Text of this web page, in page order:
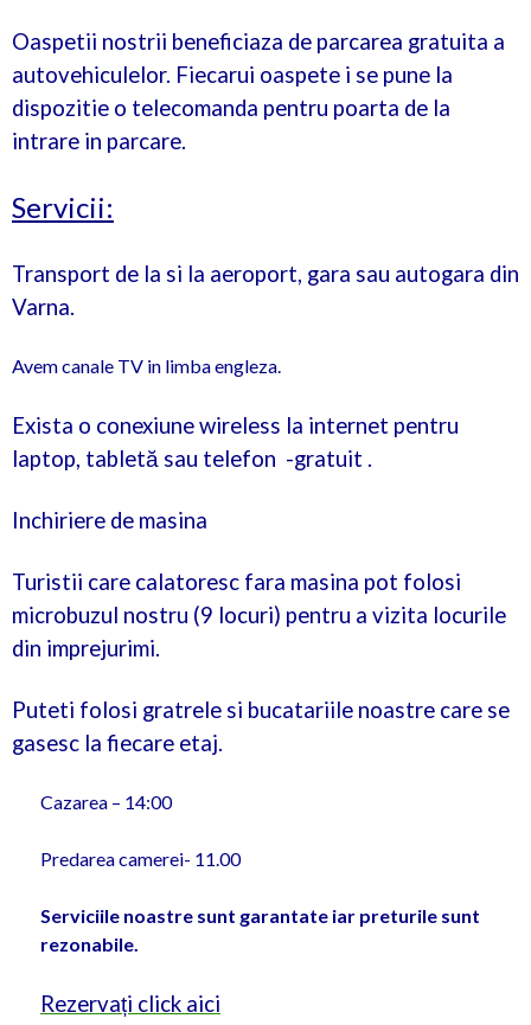
Oaspetii nostrii beneficiaza de parcarea gratuita a
autovehiculelor. Fiecarui oaspete i se pune la
dispozitie o telecomanda pentru poarta de la
intrare in parcare.
Servicii:
Transport de la si la aeroport, gara sau autogara din
Varna.
Avem canale TV in limba engleza.
Exista o conexiune wireless la internet pentru
laptop, tabletă sau telefon -gratuit .
Inchiriere de masina
Turistii care calatoresc fara masina pot folosi
microbuzul nostru (9 locuri) pentru a vizita locurile
din imprejurimi.
Puteti folosi gratrele si bucatariile noastre care se
gasesc la fiecare etaj.
Cazarea – 14:00
Predarea camerei- 11.00
Serviciile noastre sunt garantate iar preturile sunt
rezonabile.
Rezervați click aici